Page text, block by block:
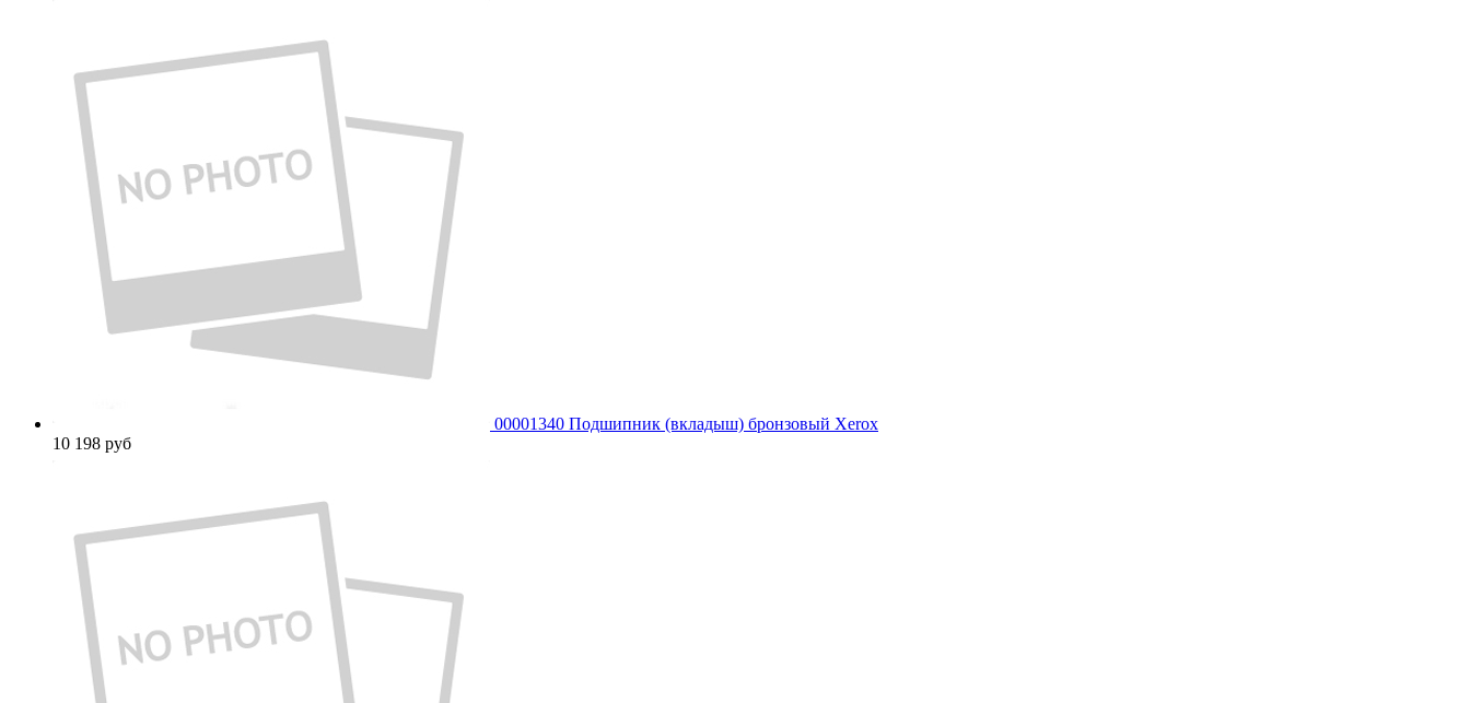
00001340 Подшипник (вкладыш) бронзовый Xerox
10 198 руб